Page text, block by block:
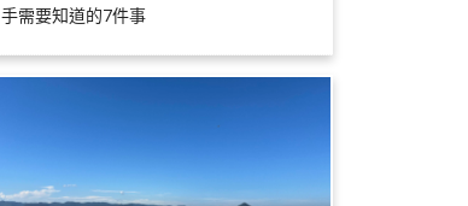
手需要知道的7件事